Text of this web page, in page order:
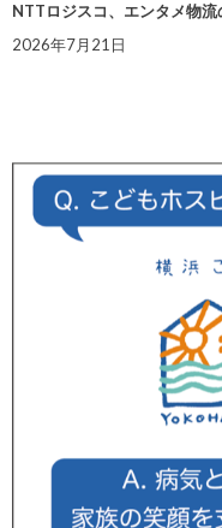
NTTロジスコ、エンタメ物
2026年7月21日